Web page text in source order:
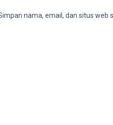
nama, email, dan situs web